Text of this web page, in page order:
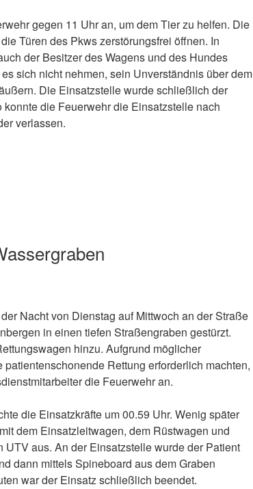
gegen 11 Uhr an, um dem Tier zu helfen. Die
Türen des Pkws zerstörungsfrei öffnen. In
der Besitzer des Wagens und des Hundes
sich nicht nehmen, sein Unverständnis über dem
Die Einsatzstelle wurde schließlich der
die Feuerwehr die Einsatzstelle nach
verlassen.
Nacht von Dienstag auf Mittwoch an der Straße
in einen tiefen Straßengraben gestürzt.
hinzu. Aufgrund möglicher
patientenschonende Rettung erforderlich machten,
die Feuerwehr an.
die Einsatzkräfte um 00.59 Uhr. Wenig später
dem Einsatzleitwagen, dem Rüstwagen und
UTV aus. An der Einsatzstelle wurde der Patient
dann mittels Spineboard aus dem Graben
war der Einsatz schließlich beendet.